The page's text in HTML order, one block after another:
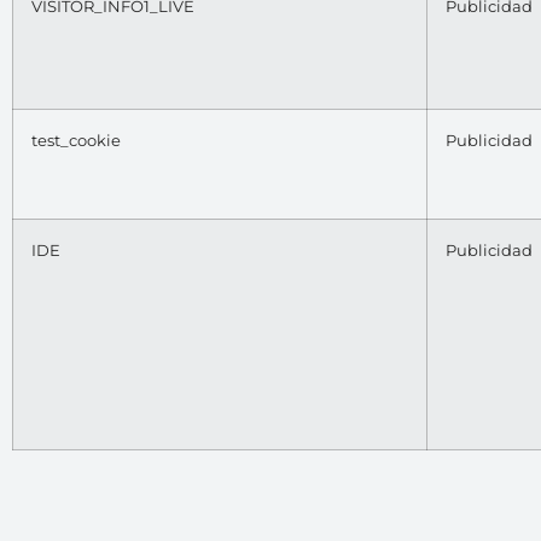
VISITOR_INFO1_LIVE Publicidad
test_cookie Publicidad
IDE Publicidad